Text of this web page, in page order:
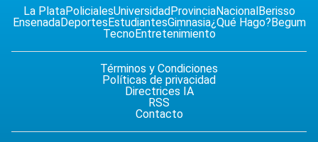
La PlataPolicialesUniversidadProvinciaNacionalBerisso
EnsenadaDeportesEstudiantesGimnasia¿Qué Hago?Begum
TecnoEntretenimiento
Términos y Condiciones
Políticas de privacidad
Directrices IA
RSS
Contacto